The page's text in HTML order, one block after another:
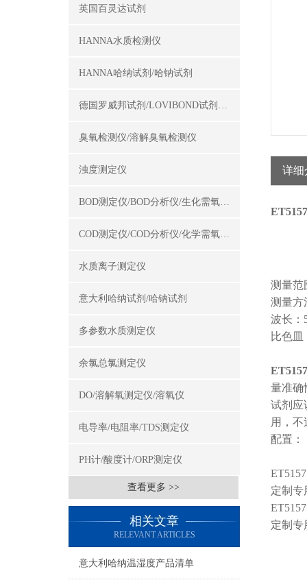
英国百灵达试剂
HANNA水质检测仪
HANNA哈纳试剂/哈钠试剂
德国罗威邦试剂/LOVIBOND试剂/罗威邦试剂
臭氧检测仪/溶解臭氧检测仪
浊度测定仪
BOD测定仪/BOD分析仪/生化需氧量测定仪
COD测定仪/COD分析仪/化学需氧量测定仪
水质离子测定仪
意大利哈纳试剂/哈钠试剂
多参数水质测定仪
余氯总氯测定仪
DO/溶解氧测定仪/溶氧仪
电导率/电阻率/TDS测定仪
PH计/酸度计/ORP测定仪
查看更多 >>
相关文章
RELEVANT ARTICLES
意大利哈纳温湿度产品清单
详细
测量范
测量方
波长：
比色皿
量准确
试剂应
用，
配置：
定制专
定制专